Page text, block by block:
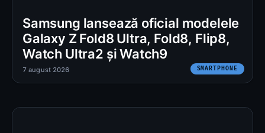
Samsung lansează oficial modelele
Galaxy Z Fold8 Ultra, Fold8, Flip8,
Watch Ultra2 și Watch9
SMARTPHONE
7 august 2026